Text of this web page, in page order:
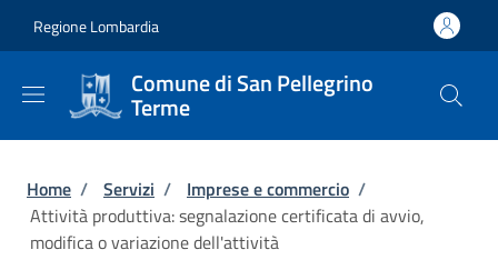
Regione Lombardia
Comune di San Pellegrino
Terme
Briciole di pane
Home / Servizi / Imprese e commercio /
Attività produttiva: segnalazione certificata di avvio,
modifica o variazione dell'attività